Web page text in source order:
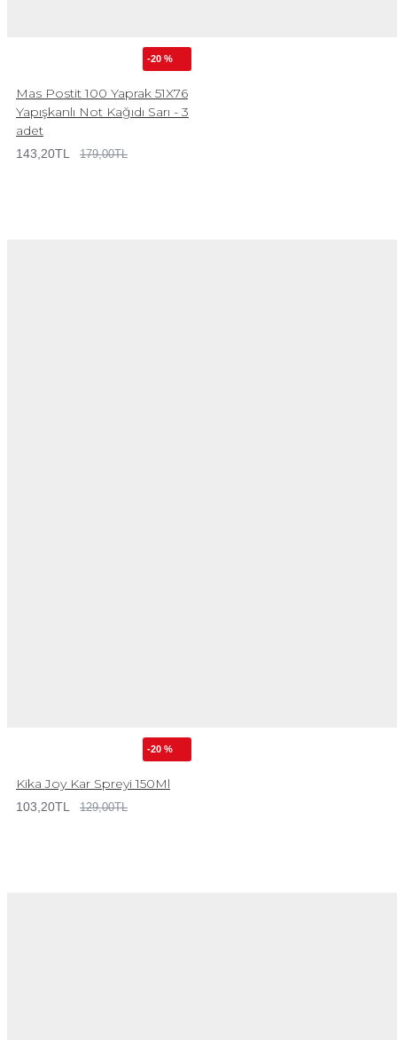
-20 %
Mas Postit 100 Yaprak 51X76
Yapışkanlı Not Kağıdı Sarı - 3
adet
143,20TL 179,00TL
-20 %
Kika Joy Kar Spreyi 150Ml
103,20TL 129,00TL